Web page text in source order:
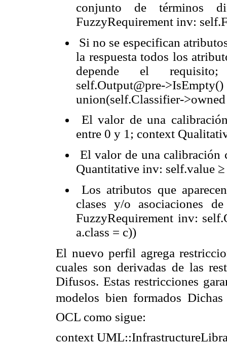
conjunto de términos
FuzzyRequirement inv:
Si no se especifican
la respuesta todos los
depende el
self.Output@pre-
union(self.Classifier-
El valor de una
entre 0 y 1; context
El valor de una calibración
Quantitative inv: self.value
Los atributos que
clases y/o asociaciones
FuzzyRequirement inv:
a.class = c))
El nuevo perfil agrega
cuales son derivadas de las
Difusos. Estas restricciones
modelos bienformados
OCL como sigue:
context